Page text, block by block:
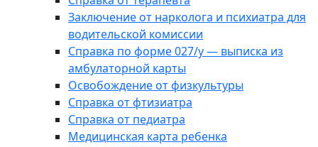
Заключение от нарколога и психиатра для
водительской комиссии
Справка по форме 027/у — выписка из
амбулаторной карты
Освобождение от физкультуры
Справка от фтизиатра
Справка от педиатра
Медицинская карта ребенка